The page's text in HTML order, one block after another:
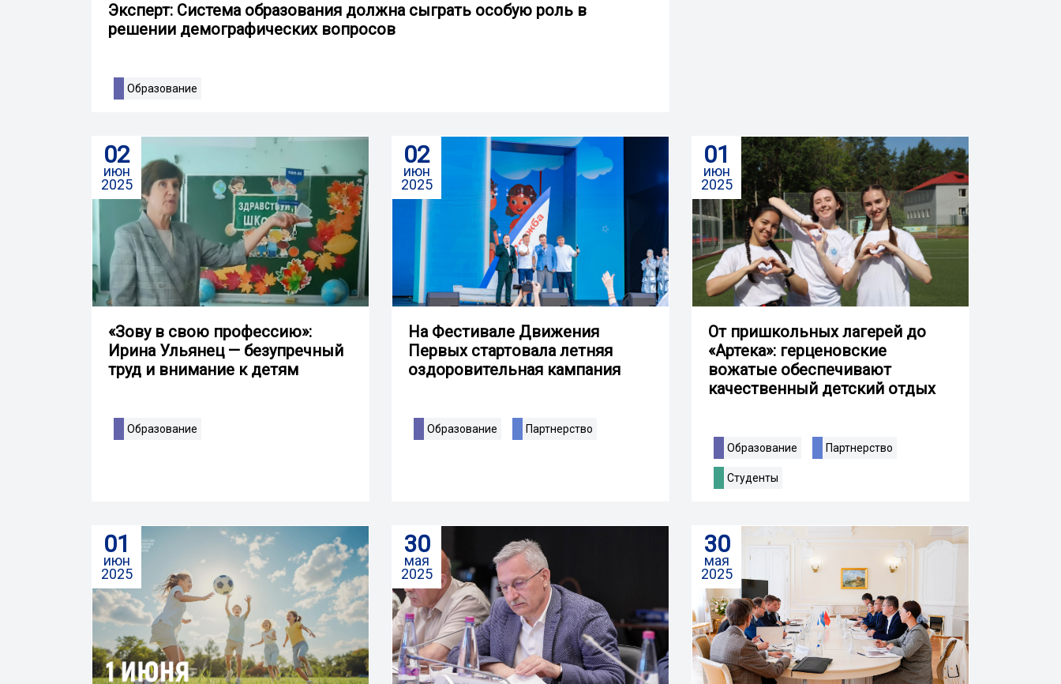
Эксперт: Система образования должна сыграть особую роль в
решении демографических вопросов
Образование
02
июн
2025
«Зову в свою профессию»:
Ирина Ульянец — безупречный
труд и внимание к детям
Образование
02
июн
2025
На Фестивале Движения
Первых стартовала летняя
оздоровительная кампания
Образование Партнерство
01
июн
2025
От пришкольных лагерей до
«Артека»: герценовские
вожатые обеспечивают
качественный детский отдых
Образование Партнерство
Студенты
01
июн
2025
30
мая
2025
30
мая
2025